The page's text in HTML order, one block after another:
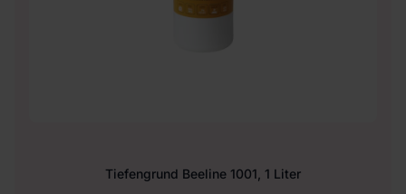
Tiefengrund Beeline 1001, 1 Liter